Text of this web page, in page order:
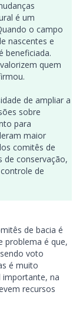
é um
o campo
nascentes e
beneficiada.
quem
de ampliar a
sobre
para
maior
comitês de
de conservação,
de
de bacia é
problema é que,
voto
é muito
importante, na
recursos